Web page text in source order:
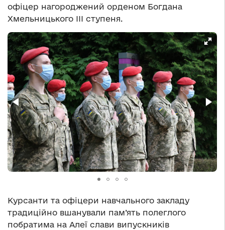
офіцер нагороджений орденом Богдана
Хмельницького III ступеня.
Курсанти та офіцери навчального закладу
традиційно вшанували пам’ять полеглого
побратима на Алеї слави випускників